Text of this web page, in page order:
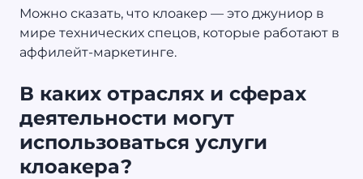
Можно сказать, что клоакер — это джуниор в
мире технических спецов, которые работают в
аффилейт-маркетинге.
В каких отраслях и сферах
деятельности могут
использоваться услуги
клоакера?